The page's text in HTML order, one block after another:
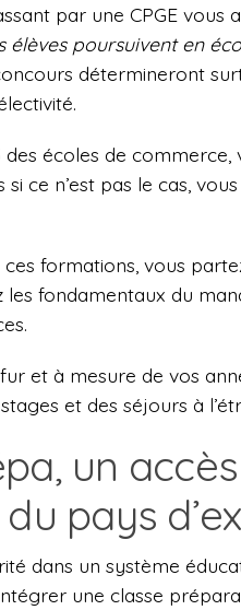
par une CPGE vous
élèves poursuivent en
détermineront
écoles de commerce,
ce n’est pas le cas,
formations, vous
les fondamentaux du
et à mesure de vos
et des séjours à
un
pays
dans un système
une classe